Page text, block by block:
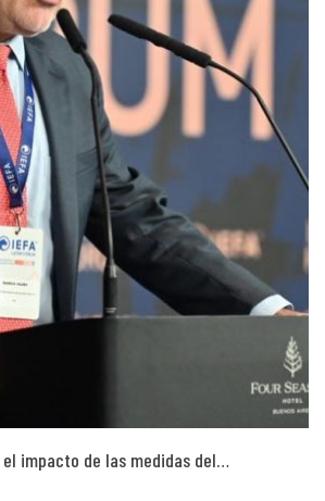
el impacto de las medidas del…